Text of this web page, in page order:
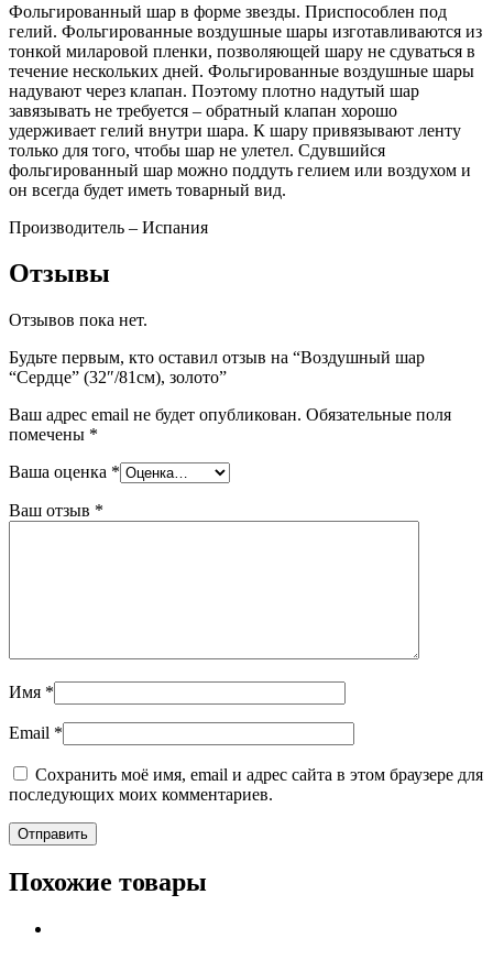
Фольгированный шар в форме звезды. Приспособлен под
гелий. Фольгированные воздушные шары изготавливаются из
тонкой миларовой пленки, позволяющей шару не сдуваться в
течение нескольких дней. Фольгированные воздушные шары
надувают через клапан. Поэтому плотно надутый шар
завязывать не требуется – обратный клапан хорошо
удерживает гелий внутри шара. К шару привязывают ленту
только для того, чтобы шар не улетел. Сдувшийся
фольгированный шар можно поддуть гелием или воздухом и
он всегда будет иметь товарный вид.
Производитель – Испания
Отзывы
Отзывов пока нет.
Будьте первым, кто оставил отзыв на “Воздушный шар
“Сердце” (32″/81см), золото”
Ваш адрес email не будет опубликован. Обязательные поля
помечены *
Ваша оценка *
Ваш отзыв *
Имя *
Email *
Сохранить моё имя, email и адрес сайта в этом браузере для
последующих моих комментариев.
Похожие товары